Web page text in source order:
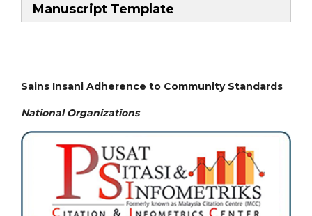
Manuscript Template
Sains Insani Adherence to Community Standards
National Organizations